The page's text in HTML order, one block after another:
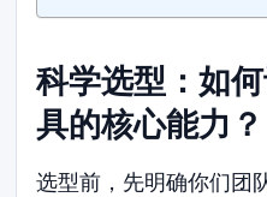
科学选型：如
具的核心能力？
选型前，先明确你们团